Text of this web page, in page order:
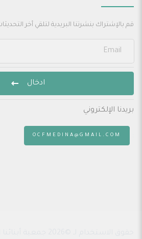
قم بالإشتراك بنشرتنا البريدية لتلقي أخر
ادخال
بريدنا الإلكتروني
OCFMEDINA@GMAIL.COM